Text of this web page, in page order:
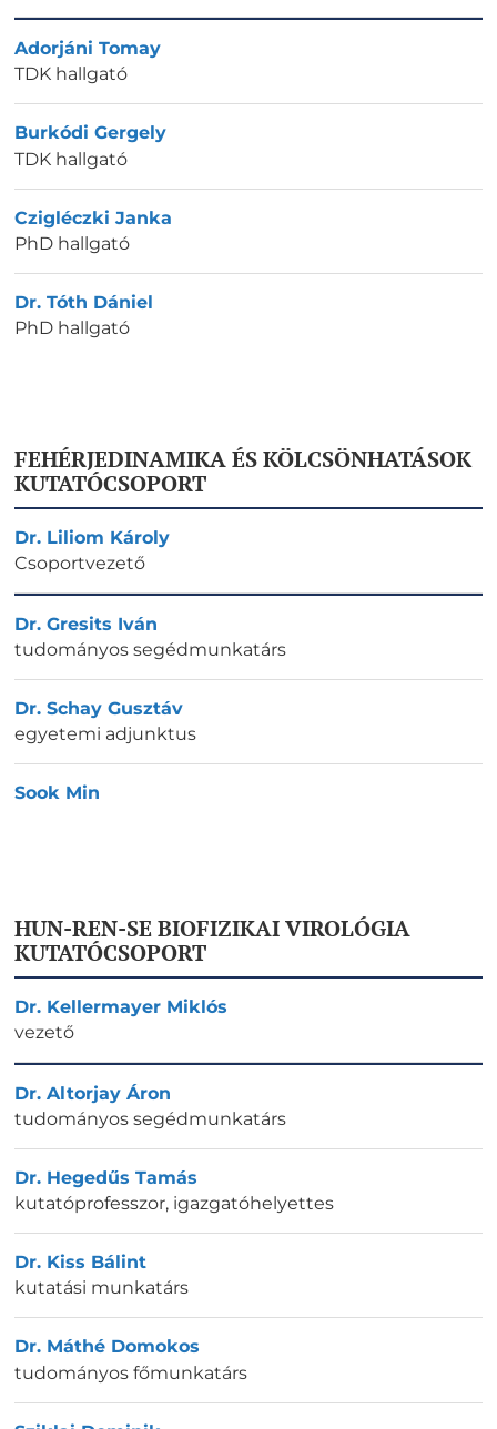
Adorjáni Tomay
TDK hallgató
Burkódi Gergely
TDK hallgató
Czigléczki Janka
PhD hallgató
Dr. Tóth Dániel
PhD hallgató
FEHÉRJEDINAMIKA ÉS KÖLCSÖNHATÁSOK
KUTATÓCSOPORT
Dr. Liliom Károly
Csoportvezető
Dr. Gresits Iván
tudományos segédmunkatárs
Dr. Schay Gusztáv
egyetemi adjunktus
Sook Min
HUN-REN-SE BIOFIZIKAI VIROLÓGIA
KUTATÓCSOPORT
Dr. Kellermayer Miklós
vezető
Dr. Altorjay Áron
tudományos segédmunkatárs
Dr. Hegedűs Tamás
kutatóprofesszor, igazgatóhelyettes
Dr. Kiss Bálint
kutatási munkatárs
Dr. Máthé Domokos
tudományos főmunkatárs